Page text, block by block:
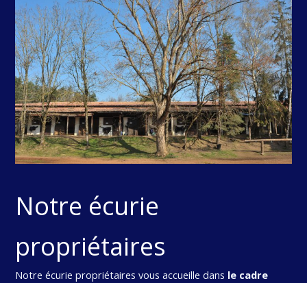
Notre écurie
propriétaires
Notre écurie propriétaires vous accueille dans le cadre